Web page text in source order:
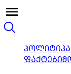
ᲞᲝᲚᲘᲢᲘᲙᲐ
ᲤᲐᲥᲢᲔᲑᲘ